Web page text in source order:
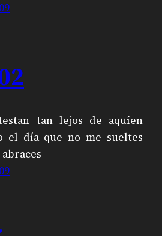
tan lejos de aquíen
el día que no me sueltes